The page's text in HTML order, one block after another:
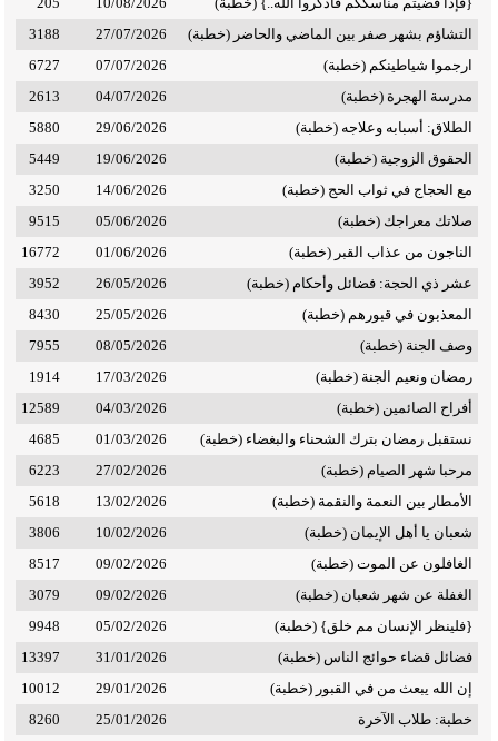
التشاؤم بشهر صفر بين الماضي والحاضر (خطبة)
27/07/2026
3188
ارجموا شياطينكم (خطبة)
07/07/2026
6727
مدرسة الهجرة (خطبة)
04/07/2026
2613
الطلاق: أسبابه وعلاجه (خطبة)
29/06/2026
5880
الحقوق الزوجية (خطبة)
19/06/2026
5449
مع الحجاج في ثواب الحج (خطبة)
14/06/2026
3250
صلاتك معراجك (خطبة)
05/06/2026
9515
الناجون من عذاب القبر (خطبة)
01/06/2026
16772
عشر ذي الحجة: فضائل وأحكام (خطبة)
26/05/2026
3952
المعذبون في قبورهم (خطبة)
25/05/2026
8430
وصف الجنة (خطبة)
08/05/2026
7955
رمضان ونعيم الجنة (خطبة)
17/03/2026
1914
أفراح الصائمين (خطبة)
04/03/2026
12589
نستقبل رمضان بترك الشحناء والبغضاء (خطبة)
01/03/2026
4685
مرحبا شهر الصيام (خطبة)
27/02/2026
6223
الأمطار بين النعمة والنقمة (خطبة)
13/02/2026
5618
شعبان يا أهل الإيمان (خطبة)
10/02/2026
3806
الغافلون عن الموت (خطبة)
09/02/2026
8517
الغفلة عن شهر شعبان (خطبة)
09/02/2026
3079
{فلينظر الإنسان مم خلق} (خطبة)
05/02/2026
9948
فضائل قضاء حوائج الناس (خطبة)
31/01/2026
13397
إن الله يبعث من في القبور (خطبة)
29/01/2026
10012
خطبة: طلاب الآخرة
25/01/2026
8260